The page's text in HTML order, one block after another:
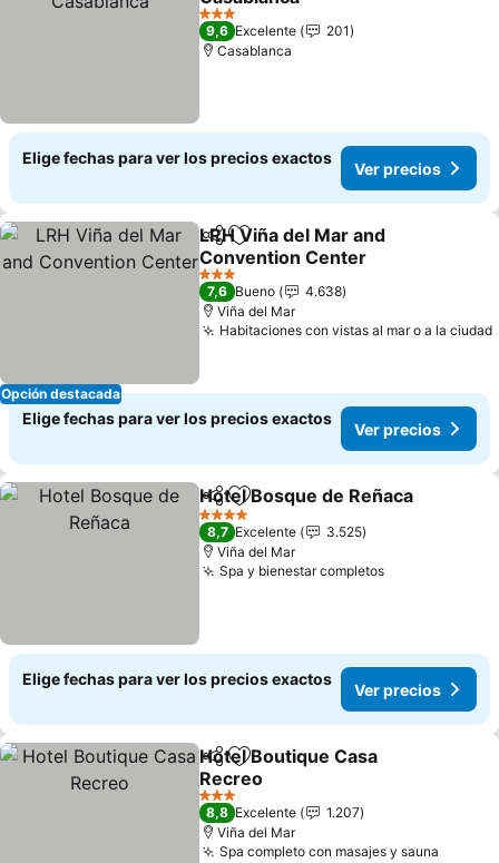
Ver precios
3 Estrellas
9,6 Excelente
201
Casablanca
Elige fechas para ver los precios exactos
Ver precios
Opción destacada
CompartirAgregar a favoritos
LRH Viña del Mar and
Convention Center
Ver precios
3 Estrellas
7,6 Bueno
4.638
Viña del Mar
Habitaciones con vistas al mar o a la ciudad
Elige fechas para ver los precios exactos
Ver precios
CompartirAgregar a favoritos
Hotel Bosque de Reñaca
4 Estrellas
8,7 Excelente
3.525
Viña del Mar
Spa y bienestar completosVer precios
Elige fechas para ver los precios exactos
Ver precios
CompartirAgregar a favoritos
Hotel Boutique Casa
Recreo
Ver precios
3 Estrellas
8,8 Excelente
1.207
Viña del Mar
Spa completo con masajes y sauna